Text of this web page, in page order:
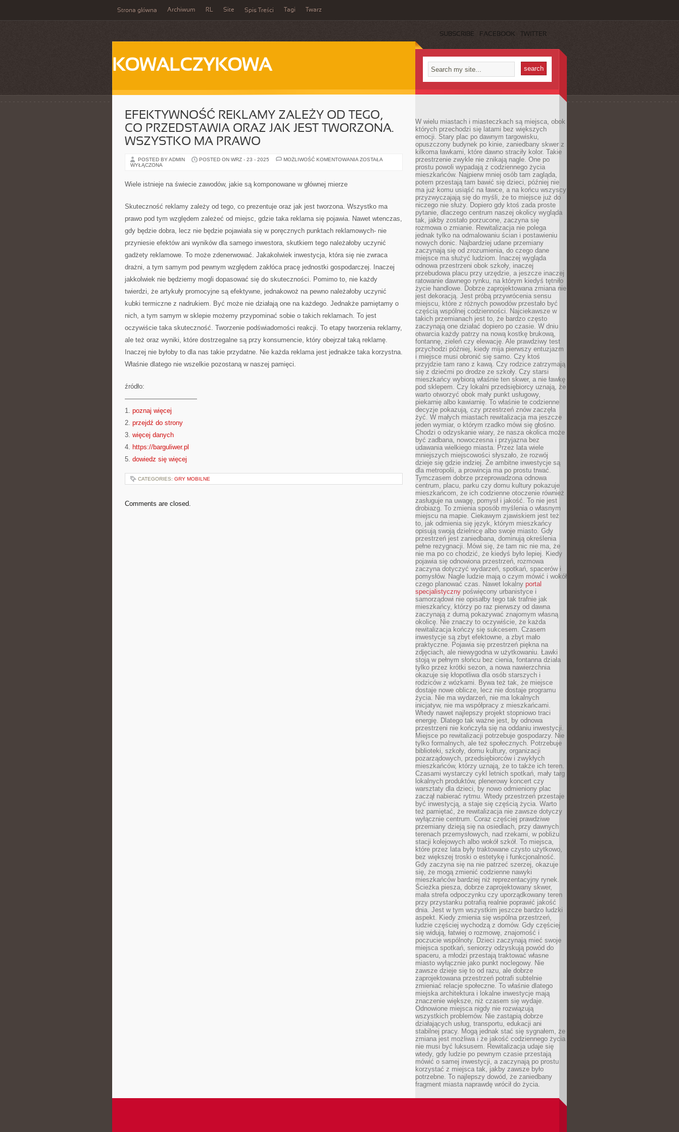
Strona główna Archiwum RL Site Spis Treści Tagi Twarz
SUBSCRIBE FACEBOOK TWITTER
KOWALCZYKOWA
EFEKTYWNOŚĆ REKLAMY ZALEŻY OD TEGO,
CO PRZEDSTAWIA ORAZ JAK JEST TWORZONA.
WSZYSTKO MA PRAWO
POSTED BY ADMIN POSTED ON WRZ - 23 - 2025 MOŻLIWOŚĆ KOMENTOWANIA EFEKTYWNOŚĆ
JAK
JEST
WSZYSTKO
PRAWO
ZOSTAŁA
WYŁĄCZONA
Wiele istnieje na świecie zawodów, jakie są komponowane w głównej mierze
Skuteczność reklamy zależy od tego, co prezentuje oraz jak jest tworzona. Wszystko ma
prawo pod tym względem zależeć od miejsc, gdzie taka reklama się pojawia. Nawet wtenczas,
gdy będzie dobra, lecz nie będzie pojawiała się w poręcznych punktach reklamowych- nie
przyniesie efektów ani wyników dla samego inwestora, skutkiem tego należałoby uczynić
gadżety reklamowe. To może zdenerwować. Jakakolwiek inwestycja, która się nie zwraca
drażni, a tym samym pod pewnym względem zakłóca pracę jednostki gospodarczej. Inaczej
jakkolwiek nie będziemy mogli dopasować się do skuteczności. Pomimo to, nie każdy
twierdzi, że artykuły promocyjne są efektywne, jednakowoż na pewno należałoby uczynić
kubki termiczne z nadrukiem. Być może nie działają one na każdego. Jednakże pamiętamy o
nich, a tym samym w sklepie możemy przypominać sobie o takich reklamach. To jest
oczywiście taka skuteczność. Tworzenie podświadomości reakcji. To etapy tworzenia reklamy,
ale też oraz wyniki, które dostrzegalne są przy konsumencie, który obejrzał taką reklamę.
Inaczej nie byłoby to dla nas takie przydatne. Nie każda reklama jest jednakże taka korzystna.
Właśnie dlatego nie wszelkie pozostaną w naszej pamięci.
źródło:
———————————
1. poznaj więcej
2. przejdź do strony
3. więcej danych
4. https://barguliwer.pl
5. dowiedz się więcej
CATEGORIES: GRY MOBILNE
Comments are closed.
W wielu miastach i miasteczkach są miejsca, obok
których przechodzi się latami bez większych
emocji. Stary plac po dawnym targowisku,
opuszczony budynek po kinie, zaniedbany skwer z
kilkoma ławkami, które dawno straciły kolor. Takie
przestrzenie zwykle nie znikają nagle. One po
prostu powoli wypadają z codziennego życia
mieszkańców. Najpierw mniej osób tam zagląda,
potem przestają tam bawić się dzieci, później nie
ma już komu usiąść na ławce, a na końcu wszyscy
przyzwyczajają się do myśli, że to miejsce już do
niczego nie służy. Dopiero gdy ktoś zada proste
pytanie, dlaczego centrum naszej okolicy wygląda
tak, jakby zostało porzucone, zaczyna się
rozmowa o zmianie. Rewitalizacja nie polega
jednak tylko na odmalowaniu ścian i postawieniu
nowych donic. Najbardziej udane przemiany
zaczynają się od zrozumienia, do czego dane
miejsce ma służyć ludziom. Inaczej wygląda
odnowa przestrzeni obok szkoły, inaczej
przebudowa placu przy urzędzie, a jeszcze inaczej
ratowanie dawnego rynku, na którym kiedyś tętniło
życie handlowe. Dobrze zaprojektowana zmiana nie
jest dekoracją. Jest próbą przywrócenia sensu
miejscu, które z różnych powodów przestało być
częścią wspólnej codzienności. Najciekawsze w
takich przemianach jest to, że bardzo często
zaczynają one działać dopiero po czasie. W dniu
otwarcia każdy patrzy na nową kostkę brukową,
fontannę, zieleń czy elewację. Ale prawdziwy test
przychodzi później, kiedy mija pierwszy entuzjazm
i miejsce musi obronić się samo. Czy ktoś
przyjdzie tam rano z kawą. Czy rodzice zatrzymają
się z dziećmi po drodze ze szkoły. Czy starsi
mieszkańcy wybiorą właśnie ten skwer, a nie ławkę
pod sklepem. Czy lokalni przedsiębiorcy uznają, że
warto otworzyć obok mały punkt usługowy,
piekarnię albo kawiarnię. To właśnie te codzienne
decyzje pokazują, czy przestrzeń znów zaczęła
żyć. W małych miastach rewitalizacja ma jeszcze
jeden wymiar, o którym rzadko mówi się głośno.
Chodzi o odzyskanie wiary, że nasza okolica może
być zadbana, nowoczesna i przyjazna bez
udawania wielkiego miasta. Przez lata wiele
mniejszych miejscowości słyszało, że rozwój
dzieje się gdzie indziej. Że ambitne inwestycje są
dla metropolii, a prowincja ma po prostu trwać.
Tymczasem dobrze przeprowadzona odnowa
centrum, placu, parku czy domu kultury pokazuje
mieszkańcom, że ich codzienne otoczenie również
zasługuje na uwagę, pomysł i jakość. To nie jest
drobiazg. To zmienia sposób myślenia o własnym
miejscu na mapie. Ciekawym zjawiskiem jest też
to, jak odmienia się język, którym mieszkańcy
opisują swoją dzielnicę albo swoje miasto. Gdy
przestrzeń jest zaniedbana, dominują określenia
pełne rezygnacji. Mówi się, że tam nic nie ma, że
nie ma po co chodzić, że kiedyś było lepiej. Kiedy
pojawia się odnowiona przestrzeń, rozmowa
zaczyna dotyczyć wydarzeń, spotkań, spacerów i
pomysłów. Nagle ludzie mają o czym mówić i wokół
czego planować czas. Nawet lokalny portal
specjalistyczny poświęcony urbanistyce i
samorządowi nie opisałby tego tak trafnie jak
mieszkańcy, którzy po raz pierwszy od dawna
zaczynają z dumą pokazywać znajomym własną
okolicę. Nie znaczy to oczywiście, że każda
rewitalizacja kończy się sukcesem. Czasem
inwestycje są zbyt efektowne, a zbyt mało
praktyczne. Pojawia się przestrzeń piękna na
zdjęciach, ale niewygodna w użytkowaniu. Ławki
stoją w pełnym słońcu bez cienia, fontanna działa
tylko przez krótki sezon, a nowa nawierzchnia
okazuje się kłopotliwa dla osób starszych i
rodziców z wózkami. Bywa też tak, że miejsce
dostaje nowe oblicze, lecz nie dostaje programu
życia. Nie ma wydarzeń, nie ma lokalnych
inicjatyw, nie ma współpracy z mieszkańcami.
Wtedy nawet najlepszy projekt stopniowo traci
energię. Dlatego tak ważne jest, by odnowa
przestrzeni nie kończyła się na oddaniu inwestycji.
Miejsce po rewitalizacji potrzebuje gospodarzy. Nie
tylko formalnych, ale też społecznych. Potrzebuje
biblioteki, szkoły, domu kultury, organizacji
pozarządowych, przedsiębiorców i zwykłych
mieszkańców, którzy uznają, że to także ich teren.
Czasami wystarczy cykl letnich spotkań, mały targ
lokalnych produktów, plenerowy koncert czy
warsztaty dla dzieci, by nowo odmieniony plac
zaczął nabierać rytmu. Wtedy przestrzeń przestaje
być inwestycją, a staje się częścią życia. Warto
też pamiętać, że rewitalizacja nie zawsze dotyczy
wyłącznie centrum. Coraz częściej prawdziwe
przemiany dzieją się na osiedlach, przy dawnych
terenach przemysłowych, nad rzekami, w pobliżu
stacji kolejowych albo wokół szkół. To miejsca,
które przez lata były traktowane czysto użytkowo,
bez większej troski o estetykę i funkcjonalność.
Gdy zaczyna się na nie patrzeć szerzej, okazuje
się, że mogą zmienić codzienne nawyki
mieszkańców bardziej niż reprezentacyjny rynek.
Ścieżka piesza, dobrze zaprojektowany skwer,
mała strefa odpoczynku czy uporządkowany teren
przy przystanku potrafią realnie poprawić jakość
dnia. Jest w tym wszystkim jeszcze bardzo ludzki
aspekt. Kiedy zmienia się wspólna przestrzeń,
ludzie częściej wychodzą z domów. Gdy częściej
się widują, łatwiej o rozmowę, znajomość i
poczucie wspólnoty. Dzieci zaczynają mieć swoje
miejsca spotkań, seniorzy odzyskują powód do
spaceru, a młodzi przestają traktować własne
miasto wyłącznie jako punkt noclegowy. Nie
zawsze dzieje się to od razu, ale dobrze
zaprojektowana przestrzeń potrafi subtelnie
zmieniać relacje społeczne. To właśnie dlatego
miejska architektura i lokalne inwestycje mają
znaczenie większe, niż czasem się wydaje.
Odnowione miejsca nigdy nie rozwiązują
wszystkich problemów. Nie zastąpią dobrze
działających usług, transportu, edukacji ani
stabilnej pracy. Mogą jednak stać się sygnałem, że
zmiana jest możliwa i że jakość codziennego życia
nie musi być luksusem. Rewitalizacja udaje się
wtedy, gdy ludzie po pewnym czasie przestają
mówić o samej inwestycji, a zaczynają po prostu
korzystać z miejsca tak, jakby zawsze było
potrzebne. To najlepszy dowód, że zaniedbany
fragment miasta naprawdę wrócił do życia.